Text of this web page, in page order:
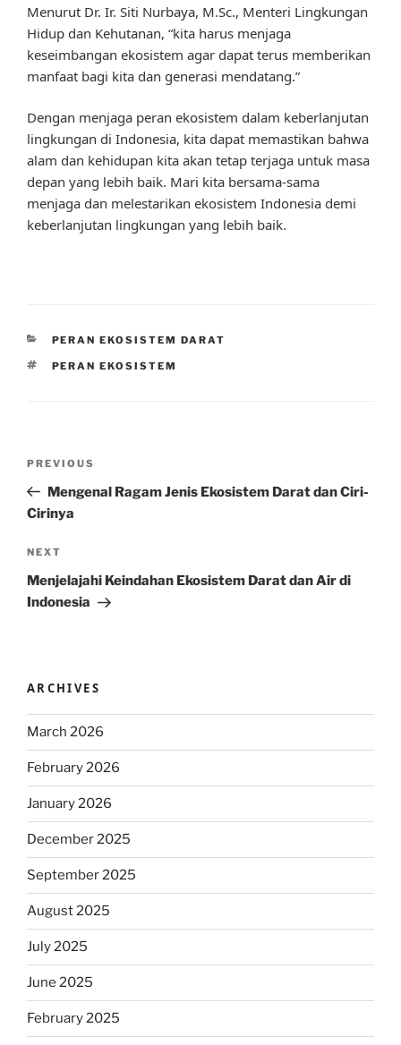
Menurut Dr. Ir. Siti Nurbaya, M.Sc., Menteri Lingkungan
Hidup dan Kehutanan, “kita harus menjaga
keseimbangan ekosistem agar dapat terus memberikan
manfaat bagi kita dan generasi mendatang.”
Dengan menjaga peran ekosistem dalam keberlanjutan
lingkungan di Indonesia, kita dapat memastikan bahwa
alam dan kehidupan kita akan tetap terjaga untuk masa
depan yang lebih baik. Mari kita bersama-sama
menjaga dan melestarikan ekosistem Indonesia demi
keberlanjutan lingkungan yang lebih baik.
CATEGORIES
PERAN EKOSISTEM DARAT
TAGS
PERAN EKOSISTEM
Previous
Post
PREVIOUS
Mengenal Ragam Jenis Ekosistem Darat dan Ciri-
Cirinya
Next
Post
NEXT
Menjelajahi Keindahan Ekosistem Darat dan Air di
Indonesia
ARCHIVES
March 2026
February 2026
January 2026
December 2025
September 2025
August 2025
July 2025
June 2025
February 2025